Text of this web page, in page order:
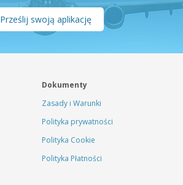
Prześlij swoją aplikację
Dokumenty
Zasady i Warunki
Polityka prywatności
Polityka Cookie
Polityka Płatności